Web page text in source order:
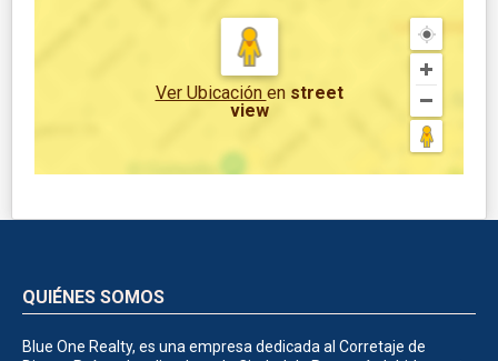
Ver Ubicación en street
view
QUIÉNES SOMOS
Blue One Realty, es una empresa dedicada al Corretaje de